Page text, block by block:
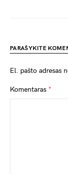
PARAŠYKITE
El. pašto adresas
Komentaras *